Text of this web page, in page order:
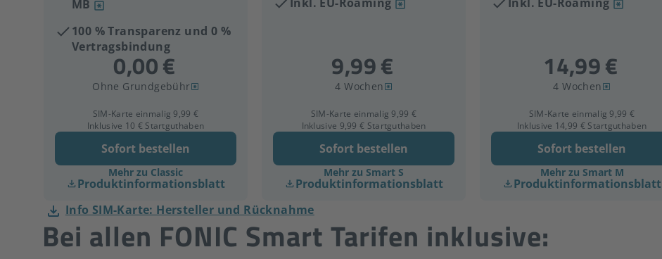
MB
100 % Transparenz und 0 %
Vertragsbindung
Ohne Grundgebühr
SIM-Karte einmalig 9,99 €
Inklusive 10 € Startguthaben
Sofort bestellen
Mehr zu Classic
Produktinformationsblatt
4 Wochen
SIM-Karte einmalig 9,99 €
Inklusive 9,99 € Startguthaben
Sofort bestellen
Mehr zu Smart S
Produktinformationsblatt
4 Wochen
SIM-Karte einmalig 9,99 €
Inklusive 14,99 € Startguthaben
Sofort bestellen
Mehr zu Smart M
Produktinformationsblatt
Info SIM-Karte: Hersteller und Rücknahme
Bei allen FONIC Smart Tarifen inklusive: